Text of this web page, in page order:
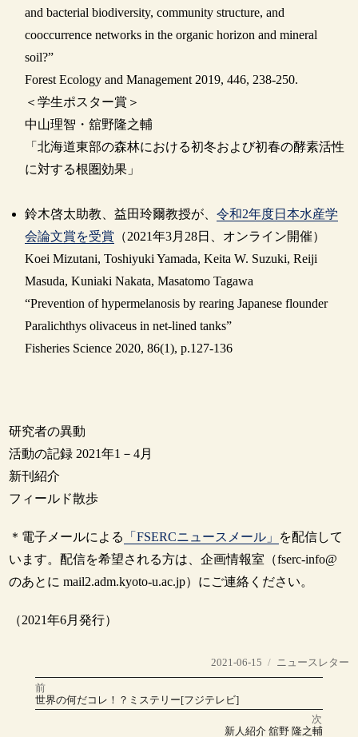
and bacterial biodiversity, community structure, and
cooccurrence networks in the organic horizon and mineral
soil?”
Forest Ecology and Management 2019, 446, 238-250.
＜学生ポスター賞＞
中山理智・舘野隆之輔
「北海道東部の森林における初冬および初春の酵素活性
に対する根圏効果」
鈴木啓太助教、益田玲爾教授が、令和2年度日本水産学
会論文賞を受賞 （2021年3月28日、オンライン開催）
Koei Mizutani, Toshiyuki Yamada, Keita W. Suzuki, Reiji
Masuda, Kuniaki Nakata, Masatomo Tagawa
“Prevention of hypermelanosis by rearing Japanese flounder
Paralichthys olivaceus in net-lined tanks”
Fisheries Science 2020, 86(1), p.127-136
研究者の異動
活動の記録 2021年1－4月
新刊紹介
フィールド散歩
＊電子メールによる 「FSERCニュースメール」 を配信して
います。配信を希望される方は、企画情報室（fserc-info@
のあとに mail2.adm.kyoto-u.ac.jp）にご連絡ください。
（2021年6月発行）
投
稿
日:
2021-06-15
カ
テ
リ
ー
ニュースレター
投
前
前
の
世界の何だコレ！？ミステリー[フジテレビ]
次
新人紹介 舘野 隆之輔